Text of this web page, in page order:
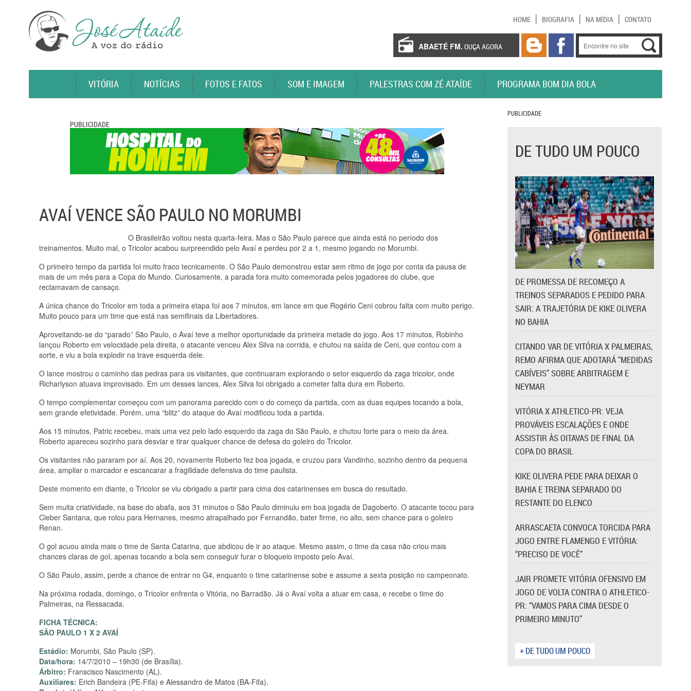
HOME BIOGRAFIA NA MÍDIA CONTATO
ABAETÉ FM. OUÇA AGORA
VITÓRIA NOTÍCIAS FOTOS E FATOS SOM E IMAGEM PALESTRAS COM ZÉ ATAÍDE PROGRAMA BOM DIA BOLA
PUBLICIDADE
AVAÍ VENCE SÃO PAULO NO MORUMBI
O Brasileirão voltou nesta quarta-feira. Mas o São Paulo parece que ainda está no período dos
treinamentos. Muito mal, o Tricolor acabou surpreendido pelo Avaí e perdeu por 2 a 1, mesmo jogando no Morumbi.
O primeiro tempo da partida foi muito fraco tecnicamente. O São Paulo demonstrou estar sem ritmo de jogo por conta da pausa de
mais de um mês para a Copa do Mundo. Curiosamente, a parada fora muito comemorada pelos jogadores do clube, que
reclamavam de cansaço.
A única chance do Tricolor em toda a primeira etapa foi aos 7 minutos, em lance em que Rogério Ceni cobrou falta com muito perigo.
Muito pouco para um time que está nas semifinais da Libertadores.
Aproveitando-se do “parado” São Paulo, o Avaí teve a melhor oportunidade da primeira metade do jogo. Aos 17 minutos, Robinho
lançou Roberto em velocidade pela direita, o atacante venceu Alex Silva na corrida, e chutou na saída de Ceni, que contou com a
sorte, e viu a bola explodir na trave esquerda dele.
O lance mostrou o caminho das pedras para os visitantes, que continuaram explorando o setor esquerdo da zaga tricolor, onde
Richarlyson atuava improvisado. Em um desses lances, Alex Silva foi obrigado a cometer falta dura em Roberto.
O tempo complementar começou com um panorama parecido com o do começo da partida, com as duas equipes tocando a bola,
sem grande efetividade. Porém, uma “blitz” do ataque do Avaí modificou toda a partida.
Aos 15 minutos, Patric recebeu, mais uma vez pelo lado esquerdo da zaga do São Paulo, e chutou forte para o meio da área.
Roberto apareceu sozinho para desviar e tirar qualquer chance de defesa do goleiro do Tricolor.
Os visitantes não pararam por aí. Aos 20, novamente Roberto fez boa jogada, e cruzou para Vandinho, sozinho dentro da pequena
área, ampliar o marcador e escancarar a fragilidade defensiva do time paulista.
Deste momento em diante, o Tricolor se viu obrigado a partir para cima dos catarinenses em busca do resultado.
Sem muita criatividade, na base do abafa, aos 31 minutos o São Paulo diminuiu em boa jogada de Dagoberto. O atacante tocou para
Cleber Santana, que rolou para Hernanes, mesmo atrapalhado por Fernandão, bater firme, no alto, sem chance para o goleiro
Renan.
O gol acuou ainda mais o time de Santa Catarina, que abdicou de ir ao ataque. Mesmo assim, o time da casa não criou mais
chances claras de gol, apenas tocando a bola sem conseguir furar o bloqueio imposto pelo Avaí.
O São Paulo, assim, perde a chance de entrar no G4, enquanto o time catarinense sobe e assume a sexta posição no campeonato.
Na próxima rodada, domingo, o Tricolor enfrenta o Vitória, no Barradão. Já o Avaí volta a atuar em casa, e recebe o time do
Palmeiras, na Ressacada.
FICHA TÉCNICA:
SÃO PAULO 1 X 2 AVAÍ
Estádio: Morumbi, São Paulo (SP).
Data/hora: 14/7/2010 – 19h30 (de Brasília).
Árbitro: Franscisco Nascimento (AL).
Auxiliares: Erich Bandeira (PE-Fifa) e Alessandro de Matos (BA-Fifa).
PUBLICIDADE
DE TUDO UM POUCO
DE PROMESSA DE RECOMEÇO A
TREINOS SEPARADOS E PEDIDO PARA
SAIR: A TRAJETÓRIA DE KIKE OLIVERA
NO BAHIA
CITANDO VAR DE VITÓRIA X PALMEIRAS,
REMO AFIRMA QUE ADOTARÁ “MEDIDAS
CABÍVEIS” SOBRE ARBITRAGEM E
NEYMAR
VITÓRIA X ATHLETICO-PR: VEJA
PROVÁVEIS ESCALAÇÕES E ONDE
ASSISTIR ÀS OITAVAS DE FINAL DA
COPA DO BRASIL
KIKE OLIVERA PEDE PARA DEIXAR O
BAHIA E TREINA SEPARADO DO
RESTANTE DO ELENCO
ARRASCAETA CONVOCA TORCIDA PARA
JOGO ENTRE FLAMENGO E VITÓRIA:
“PRECISO DE VOCÊ”
JAIR PROMETE VITÓRIA OFENSIVO EM
JOGO DE VOLTA CONTRA O ATHLETICO-
PR: “VAMOS PARA CIMA DESDE O
PRIMEIRO MINUTO”
+ DE TUDO UM POUCO